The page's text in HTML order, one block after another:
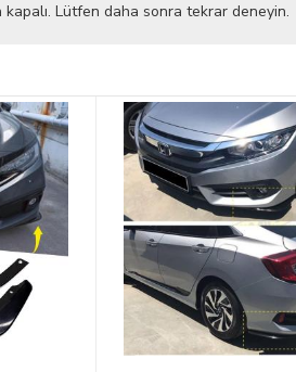
kapalı. Lütfen daha sonra tekrar deneyin.